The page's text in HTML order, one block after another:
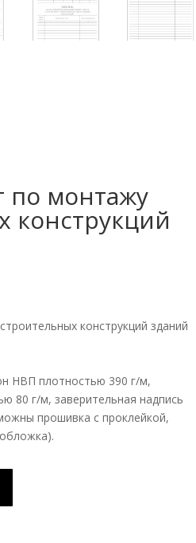
по монтажу
конструкций
конструкций зданий
НВП плотностью 390 г/м,
80 г/м, заверительная надпись
прошивка с проклейкой,